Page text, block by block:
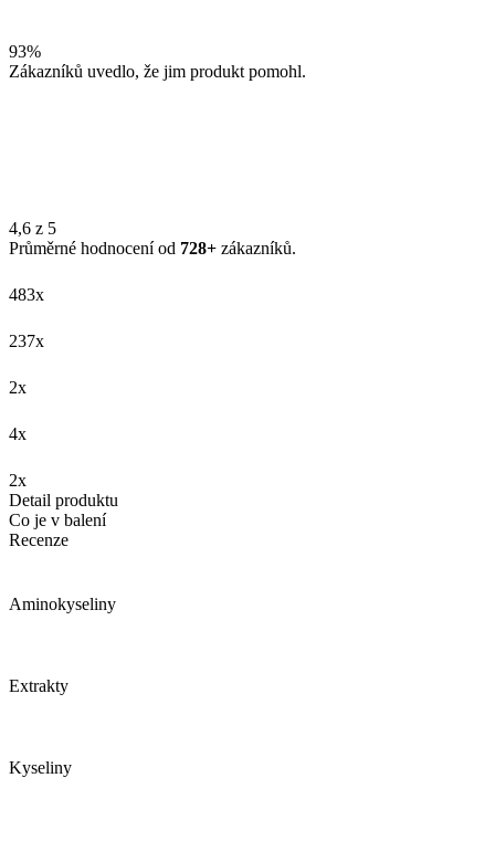
93%
Zákazníků uvedlo, že jim produkt pomohl.
4,6 z 5
Průměrné hodnocení od 728+ zákazníků.
483x
237x
2x
4x
2x
Detail produktu
Co je v balení
Recenze
Aminokyseliny
Extrakty
Kyseliny